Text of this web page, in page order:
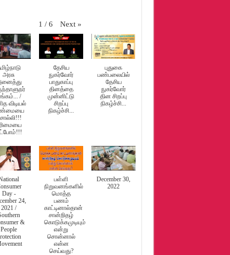
வரித்துறை உயர் அதிகாரி எம்.சம்பத் சந்தித்து பேசினார்.
நிறுவனர்…!
வழங்கப்பட்டது…
கமிட்டி தலைவர் திரு.கு.செல்வப்பெருந்தகை…
அவர்கள் தலைமையில் CSP மஹாலில் நடைபெற்றது.
1 / 6 Next »
அரசு
/
விடியல்
தேசிய
நுகர்வோர்
பாதுகாப்பு
தினத்தை
முன்னிட்டு
சிறப்பு
நிகழ்ச்சி...
புதுகை
பண்பலையில்
தேசிய
நுகர்வோர்
தின சிறப்பு
நிகழ்ச்சி...
Day -
24,
2021 /
&
People
பள்ளி
நிறுவனங்களில்
மொத்த
பணம்
காட்டினால்தான்
சான்றிதழ்
கொடுக்கமுடியும்
என்று
சொன்னால்
என்ன
செய்வது?
December 30,
2022